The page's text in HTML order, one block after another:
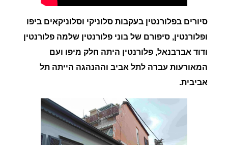
סיורים בפלורנטין בעקבות סלוניקי וסלוניקאים ביפו
ופלורנטין, סיפורם של בוני פלורנטין שלמה פלורנטין
ודוד אברבנאל, פלורנטין היתה חלק מיפו ועם
המאורעות עברה לתל אביב וההנהגה הייתה תל
אביבית.